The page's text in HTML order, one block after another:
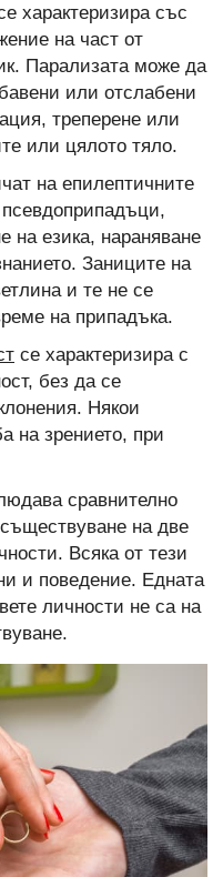
характеризира със
на част от
Парализата може да
или отслабени
треперене или
или цялото тяло.
на епилептичните
на езика, нараняване
Заниците на
и те не се
на припадъка.
се характеризира с
без да се
Някои
на зрението, при
сравнително
на две
Всяка от тези
и поведение. Едната
личности не са на